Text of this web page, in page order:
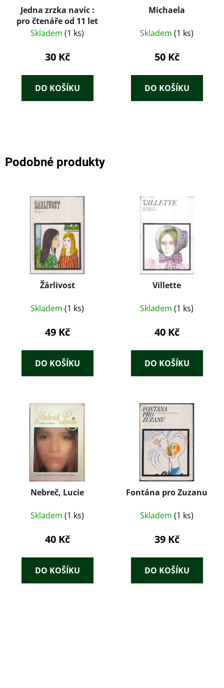
Jedna zrzka navíc :
pro čtenáře od 11 let
Skladem (1 ks)
30 Kč
DO KOŠÍKU
Michaela
Skladem (1 ks)
50 Kč
DO KOŠÍKU
Podobné produkty
Žárlivost
Skladem (1 ks)
49 Kč
DO KOŠÍKU
Villette
Skladem (1 ks)
40 Kč
DO KOŠÍKU
Nebreč, Lucie
Skladem (1 ks)
40 Kč
DO KOŠÍKU
Fontána pro Zuzanu
Skladem (1 ks)
39 Kč
DO KOŠÍKU